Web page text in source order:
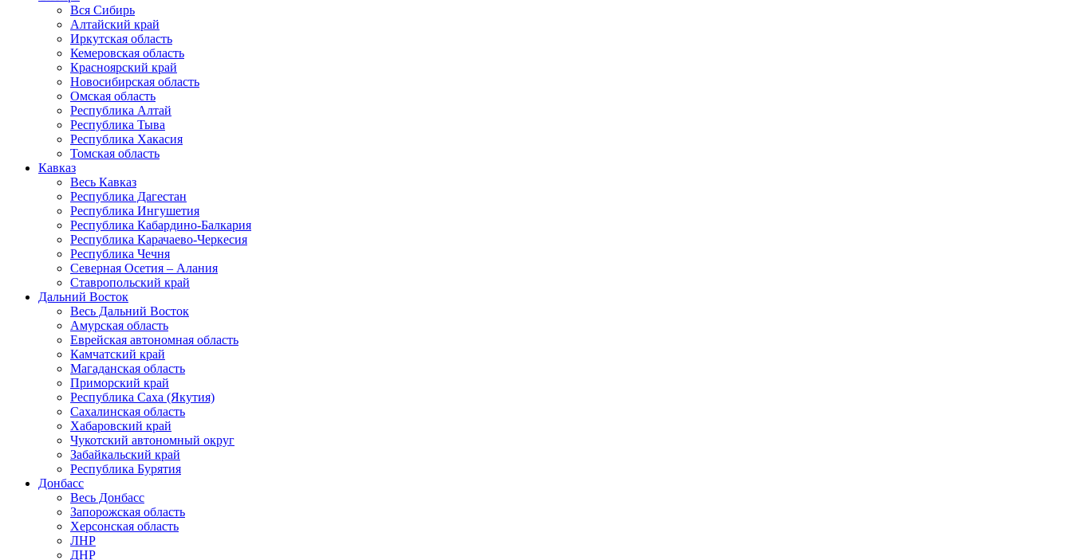
Вся Сибирь
Алтайский край
Иркутская область
Кемеровская область
Красноярский край
Новосибирская область
Омская область
Республика Алтай
Республика Тыва
Республика Хакасия
Томская область
Кавказ
Весь Кавказ
Республика Дагестан
Республика Ингушетия
Республика Кабардино-Балкария
Республика Карачаево-Черкесия
Республика Чечня
Северная Осетия – Алания
Ставропольский край
Дальний Восток
Весь Дальний Восток
Амурская область
Еврейская автономная область
Камчатский край
Магаданская область
Приморский край
Республика Саха (Якутия)
Сахалинская область
Хабаровский край
Чукотский автономный округ
Забайкальский край
Республика Бурятия
Донбасс
Весь Донбасс
Запорожская область
Херсонская область
ЛНР
ДНР